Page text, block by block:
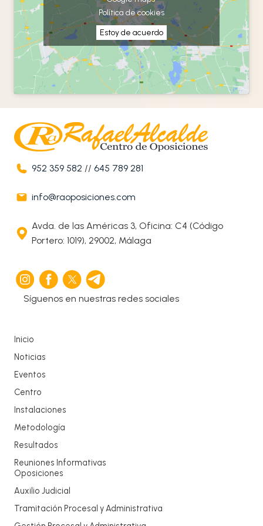
Política de cookies
Estoy de acuerdo
952 359 582 //645 789 281
info@raoposiciones.com
Avda. de las Américas 3, Oficina: C4 (Código
Portero: 1019), 29002, Málaga
Síguenos en nuestras redes sociales
Inicio
Noticias
Eventos
Centro
Instalaciones
Metodología
Resultados
Reuniones Informativas
Oposiciones
Auxilio Judicial
Tramitación Procesal y Administrativa